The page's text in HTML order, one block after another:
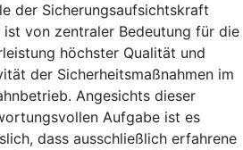
der Sicherungsaufsichtskraft
ist von zentraler Bedeutung für die
höchster Qualität und
der Sicherheitsmaßnahmen im
Angesichts dieser
Aufgabe ist es
dass ausschließlich erfahrene